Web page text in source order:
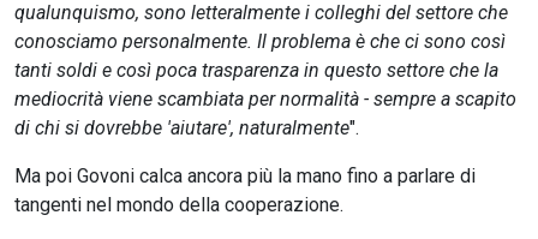
qualunquismo, sono letteralmente i colleghi del settore che
conosciamo personalmente. Il problema è che ci sono così
tanti soldi e così poca trasparenza in questo settore che la
mediocrità viene scambiata per normalità - sempre a scapito
di chi si dovrebbe 'aiutare', naturalmente".
Ma poi Govoni calca ancora più la mano fino a parlare di
tangenti nel mondo della cooperazione.